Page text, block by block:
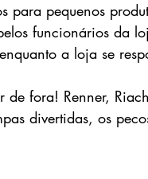
para pequenos
funcionários da
a loja se
fora! Renner,
divertidas, os